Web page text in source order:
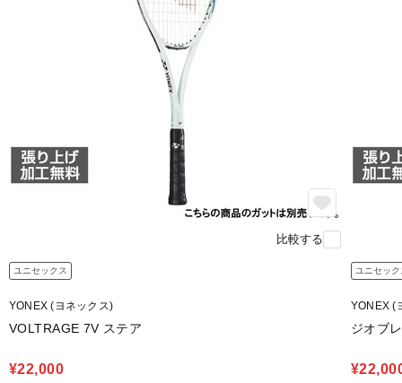
比較する
ユニセックス
YONEX (ヨネックス)
VOLTRAGE 7V ステア
¥22,000
ユニセック
YONEX (
ジオブ